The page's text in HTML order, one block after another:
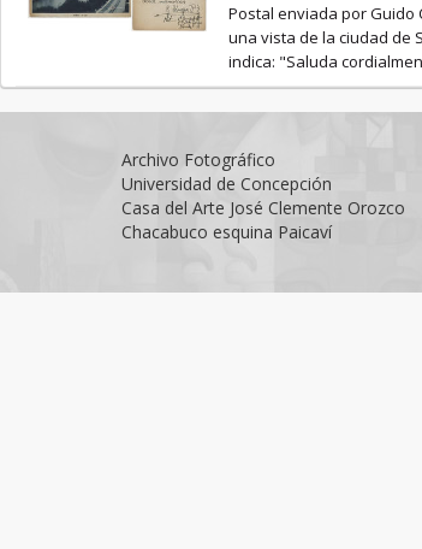
Postal enviada por Guido
una vista de la ciudad de
indica: "Saluda
Archivo Fotográfico
Universidad de Concepción
Casa del Arte José Clemente Orozco
Chacabuco esquina Paicaví